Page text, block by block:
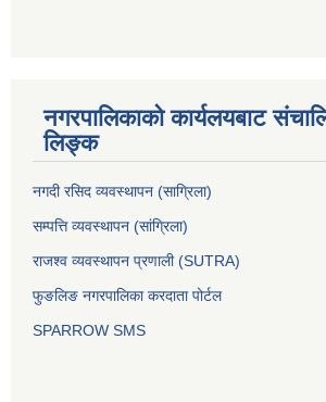
नगरपालिकाको कार्यलयबाट
लिङ्क
नगदी रसिद व्यवस्थापन (साग्रिला)
सम्पत्ति व्यवस्थापन (सांग्रिला)
राजश्व व्यवस्थापन प्रणाली (SUTRA)
फुङलिङ नगरपालिका करदाता पोर्टल
SPARROW SMS